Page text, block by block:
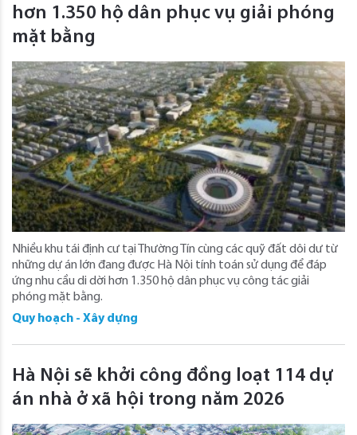
hơn 1.350 hộ dân phục vụ giải phóng
mặt bằng
Nhiều khu tái định cư tại Thường Tín cùng các quỹ đất dôi dư từ
những dự án lớn đang được Hà Nội tính toán sử dụng để đáp
ứng nhu cầu di dời hơn 1.350 hộ dân phục vụ công tác giải
phóng mặt bằng.
Quy hoạch - Xây dựng
Hà Nội sẽ khởi công đồng loạt 114 dự
án nhà ở xã hội trong năm 2026